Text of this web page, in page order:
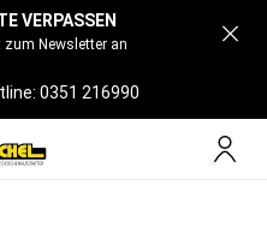
VERPASSEN
zum Newsletter an
0351 216990